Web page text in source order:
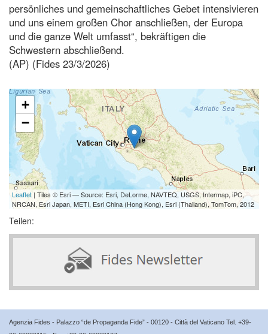
persönliches und gemeinschaftliches Gebet intensivieren
und uns einem großen Chor anschließen, der Europa
und die ganze Welt umfasst“, bekräftigen die
Schwestern abschließend.
(AP) (Fides 23/3/2026)
+
−
Leaflet | Tiles © Esri — Source: Esri, DeLorme, NAVTEQ, USGS, Intermap, iPC,
NRCAN, Esri Japan, METI, Esri China (Hong Kong), Esri (Thailand), TomTom, 2012
Teilen:
Agenzia Fides - Palazzo “de Propaganda Fide” - 00120 - Città del Vaticano Tel. +39-